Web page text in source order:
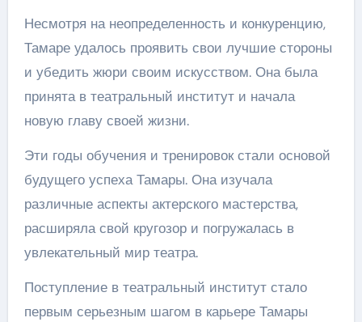
Несмотря на неопределенность и конкуренцию,
Тамаре удалось проявить свои лучшие стороны
и убедить жюри своим искусством. Она была
принята в театральный институт и начала
новую главу своей жизни.
Эти годы обучения и тренировок стали основой
будущего успеха Тамары. Она изучала
различные аспекты актерского мастерства,
расширяла свой кругозор и погружалась в
увлекательный мир театра.
Поступление в театральный институт стало
первым серьезным шагом в карьере Тамары